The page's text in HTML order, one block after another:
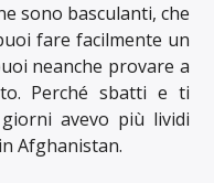
sono basculanti, che
fare facilmente un
neanche provare a
Perché sbatti e ti
avevo più lividi
Afghanistan.